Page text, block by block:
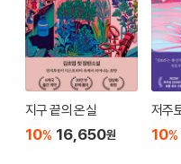
지구 끝의 온실
10% 16,650원
저주
10%